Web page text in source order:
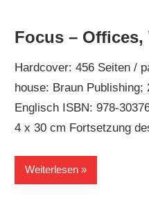
Focus – Offices,
Hardcover: 456 Seiten /
house: Braun Publishing;
Englisch ISBN: 978-
4 x 30 cm Fortsetzung
Weiterlesen